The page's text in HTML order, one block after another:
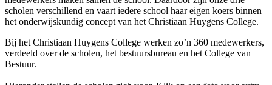
scholen verschillend en vaart iedere school haar eigen koers binnen
het onderwijskundig concept van het Christiaan Huygens College.
Bij het Christiaan Huygens College werken zo’n 360 medewerkers,
verdeeld over de scholen, het bestuursbureau en het College van
Bestuur.